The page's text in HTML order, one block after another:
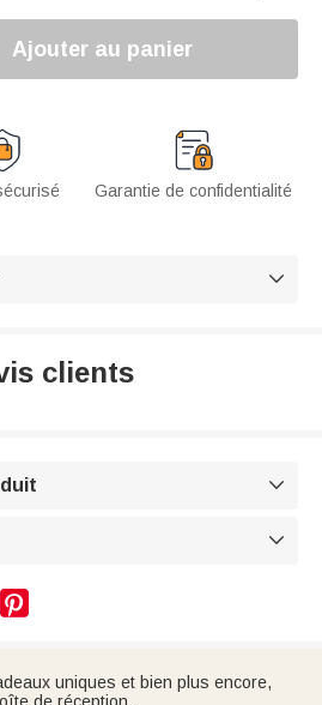
Ajouter au panier
Garantie de confidentialité

clients



uniques et bien plus encore,